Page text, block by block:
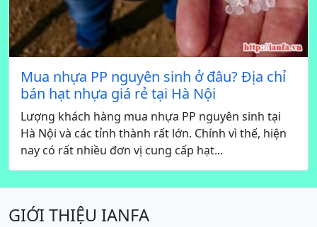
Mua nhựa PP nguyên sinh ở đâu? Địa chỉ
bán hạt nhựa giá rẻ tại Hà Nội
Lượng khách hàng mua nhựa PP nguyên sinh tại
Hà Nội và các tỉnh thành rất lớn. Chính vì thế, hiện
nay có rất nhiều đơn vị cung cấp hạt...
GIỚI THIỆU IANFA